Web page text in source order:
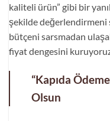
kaliteli ürün” gibi bir
şekilde değerlendirmeni
bütçeni sarsmadan
fiyat dengesini
“Kapıda
Olsun